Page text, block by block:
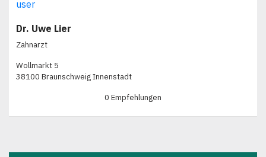
Dr. Uwe Lier
Zahnarzt
Wollmarkt 5
38100 Braunschweig Innenstadt
0 Empfehlungen